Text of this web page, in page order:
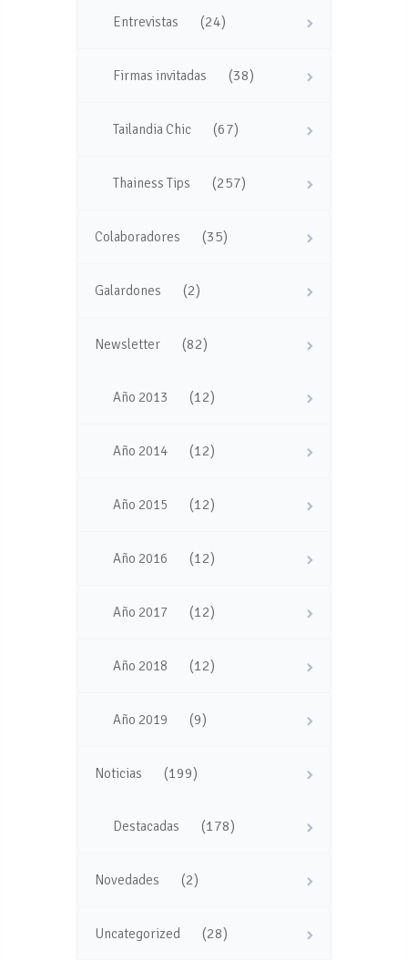
Entrevistas (24)
Firmas invitadas (38)
Tailandia Chic (67)
Thainess Tips (257)
Colaboradores (35)
Galardones (2)
Newsletter (82)
Año 2013 (12)
Año 2014 (12)
Año 2015 (12)
Año 2016 (12)
Año 2017 (12)
Año 2018 (12)
Año 2019 (9)
Noticias (199)
Destacadas (178)
Novedades (2)
Uncategorized (28)